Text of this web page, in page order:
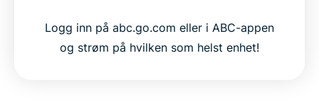
Logg inn på abc.go.com eller i ABC-appen
og strøm på hvilken som helst enhet!